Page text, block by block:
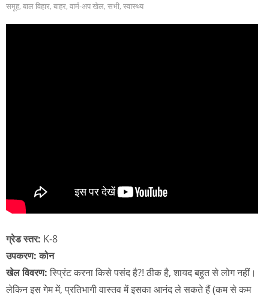
समूह, बाल विहार, बाहर, वार्म-अप खेल, सभी, स्वास्थ्य
ग्रेड स्तर: K-8
उपकरण: कोन
खेल विवरण: स्प्रिंट करना किसे पसंद है?! ठीक है, शायद बहुत से लोग नहीं।
लेकिन इस गेम में, प्रतिभागी वास्तव में इसका आनंद ले सकते हैं (कम से कम